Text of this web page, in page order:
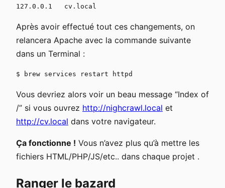
Après avoir effectué tout ces changements, on
relancera Apache avec la commande suivante
dans un Terminal :
Vous devriez alors voir un beau message “Index of
/” si vous ouvrez http://nighcrawl.local et
http://cv.local dans votre navigateur.
Ça fonctionne ! Vous n’avez plus qu’à mettre les
fichiers HTML/PHP/JS/etc.. dans chaque projet .
Ranger le bazard